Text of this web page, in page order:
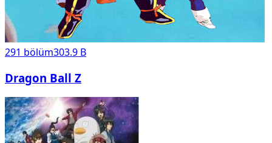
291 bölüm303.9 B
Dragon Ball Z